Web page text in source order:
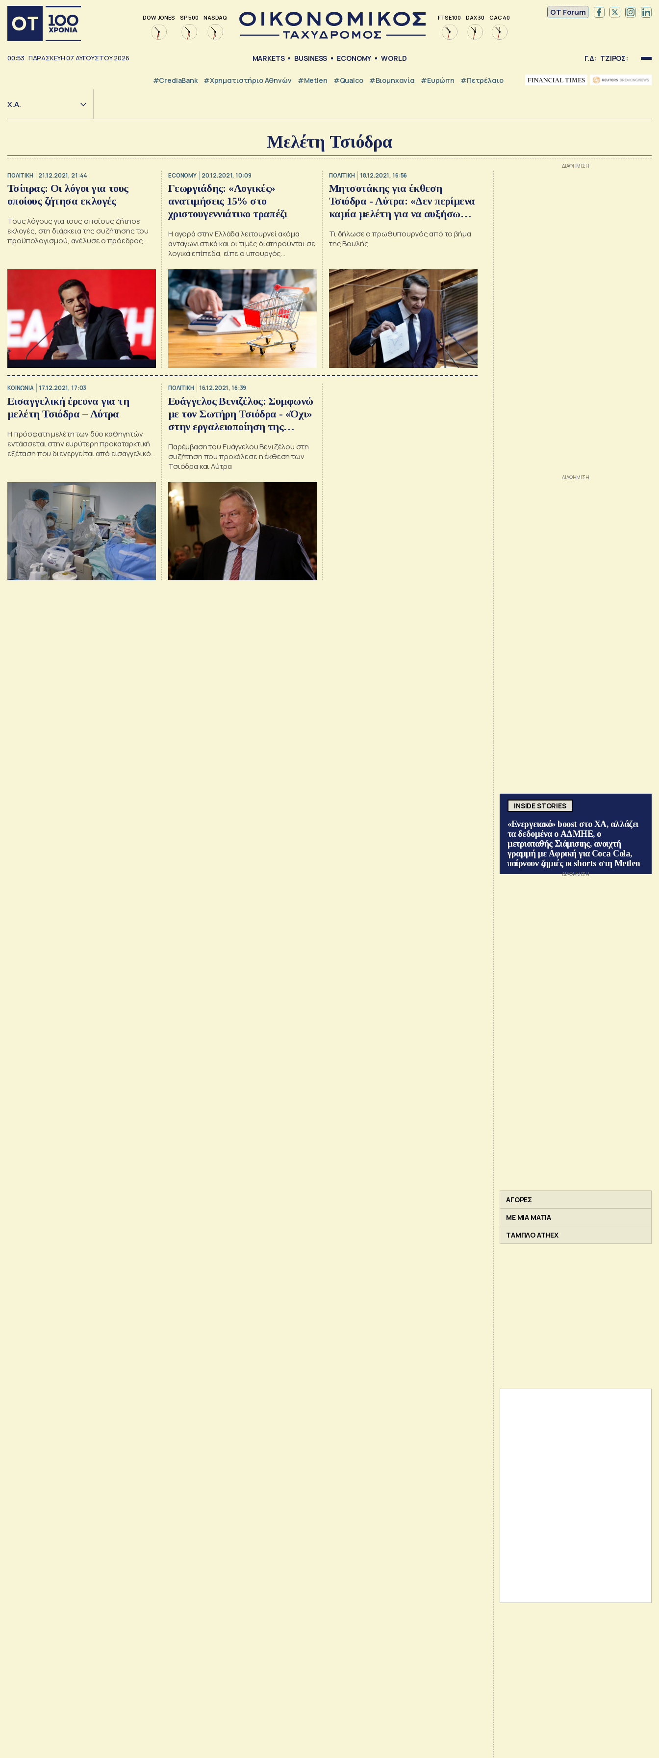
DOW JONES SP 500 NASDAQ FTSE 100 DAX 30 CAC 40
OT Forum
00:53 ΠΑΡΑΣΚΕΥΗ07 ΑΥΓΟΥΣΤΟΥ2026 MARKETS BUSINESS ECONOMY WORLD Γ.Δ: ΤΖΙΡΟΣ:
#CrediaBank #Χρηματιστήριο Αθηνών #metlen #Qualco #Βιομηχανία #Ευρώπη #Πετρέλαιο
Χ.Α.
Μελέτη Τσιόδρα
ΠΟΛΙΤΙΚΗ 21.12.2021, 21:44
Τσίπρας: Οι λόγοι για τους
οποίους ζήτησα εκλογές
Τους λόγους για τους οποίους ζήτησε
εκλογές, στη διάρκεια της συζήτησης του
προϋπολογισμού, ανέλυσε ο πρόεδρος
ECONOMY 20.12.2021, 10:09
Γεωργιάδης: «Λογικές»
ανατιμήσεις 15% στο
χριστουγεννιάτικο τραπέζι
Η αγορά στην Ελλάδα λειτουργεί ακόμα
ανταγωνιστικά και οι τιμές διατηρούνται σε
λογικά επίπεδα, είπε ο υπουργός
καύσιμα δεν μπορεί να καταργηθεί για θα
δημιουργηθεί έλλειμμα στα έσοδα του
κράτους
ΠΟΛΙΤΙΚΗ 18.12.2021, 16:56
Μητσοτάκης για έκθεση
Τσιόδρα - Λύτρα: «Δεν περίμενα
καμία μελέτη για να αυξήσω
Τι δήλωσε ο πρωθυπουργός από το βήμα
της Βουλής
ΚΟΙΝΩΝΙΑ 17.12.2021, 17:03
Εισαγγελική έρευνα για τη
μελέτη Τσιόδρα – Λύτρα
Η πρόσφατη μελέτη των δύο καθηγητών
εντάσσεται στην ευρύτερη προκαταρκτική
εξέταση που διενεργείται από εισαγγελικό
στις ΜΕΘ
ΠΟΛΙΤΙΚΗ 16.12.2021, 16:39
Ευάγγελος Βενιζέλος: Συμφωνώ
με τον Σωτήρη Τσιόδρα - «Όχι»
στην εργαλειοποίηση της
Παρέμβαση του Ευάγγελου Βενιζέλου στη
συζήτηση που προκάλεσε η έκθεση των
Τσιόδρα και Λύτρα
INSIDE STORIES
«Ενεργειακό» boost στο ΧΑ, αλλάζει
τα δεδομένα ο ΑΔΜΗΕ, ο
μετριοπαθής Σιάμισιης, ανοιχτή
γραμμή με Αφρική για Coca Cola,
παίρνουν ζημιές οι shorts στη Metlen
ΑΓΟΡΕΣ
ΜΕ ΜΙΑ ΜΑΤΙΑ
ΤΑΜΠΛΟ ATHEX